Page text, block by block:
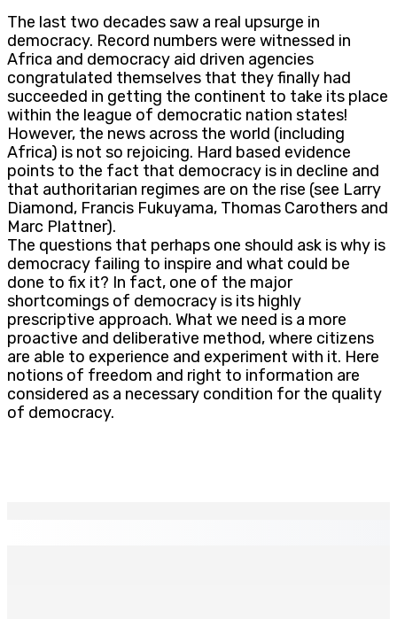
The last two decades saw a real upsurge in
democracy. Record numbers were witnessed in
Africa and democracy aid driven agencies
congratulated themselves that they finally had
succeeded in getting the continent to take its place
within the league of democratic nation states!
However, the news across the world (including
Africa) is not so rejoicing. Hard based evidence
points to the fact that democracy is in decline and
that authoritarian regimes are on the rise (see Larry
Diamond, Francis Fukuyama, Thomas Carothers and
Marc Plattner).
The questions that perhaps one should ask is why is
democracy failing to inspire and what could be
done to fix it? In fact, one of the major
shortcomings of democracy is its highly
prescriptive approach. What we need is a more
proactive and deliberative method, where citizens
are able to experience and experiment with it. Here
notions of freedom and right to information are
considered as a necessary condition for the quality
of democracy.